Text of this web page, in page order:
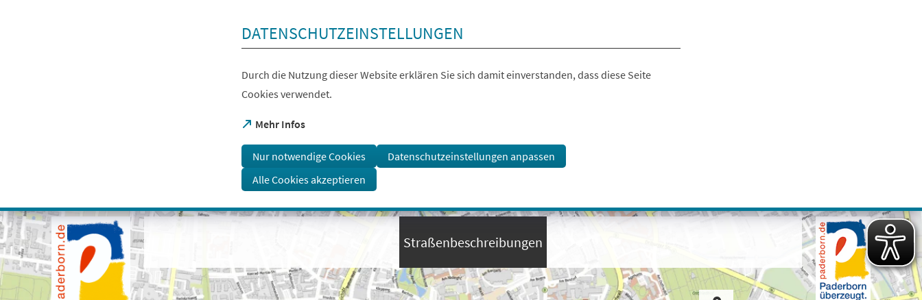
Visuelle
Assistenzsoftware
öffnen.
Mit
der
Tastatur
erreichbar
über
DATENSCHUTZEINSTELLUNGEN
Durch die Nutzung dieser Website erklären Sie sich damit einverstanden, dass diese Seite
Cookies verwendet.
Mehr Infos
(Öffnet
einem
neuen
Tab)
Nur notwendige Cookies
Datenschutzeinstellungen anpassen
Alle Cookies akzeptieren
Straßenbeschreibungen